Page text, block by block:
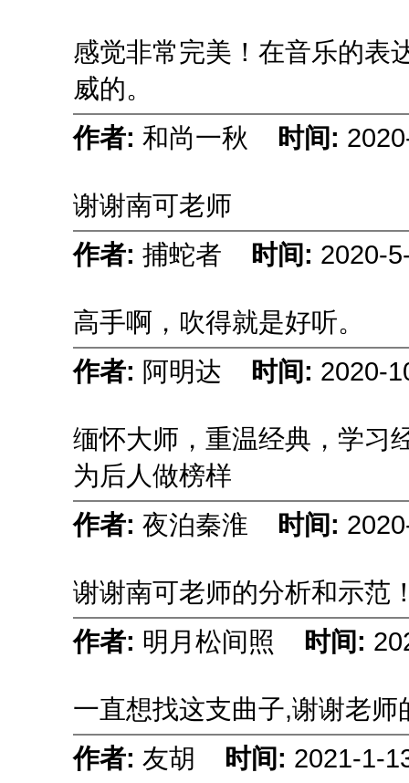
感觉非常完美！在音乐的表
威的。
作者: 和尚一秋 时间:
谢谢南可老师
作者: 捕蛇者 时间: 2020-
高手啊，吹得就是好听。
作者: 阿明达 时间: 2020-
缅怀大师，重温经典，学习
为后人做榜样
作者: 夜泊秦淮 时间:
谢谢南可老师的分析和示范
作者: 明月松间照 时间:
一直想找这支曲子,谢谢老师
作者: 友胡 时间: 2021-1-